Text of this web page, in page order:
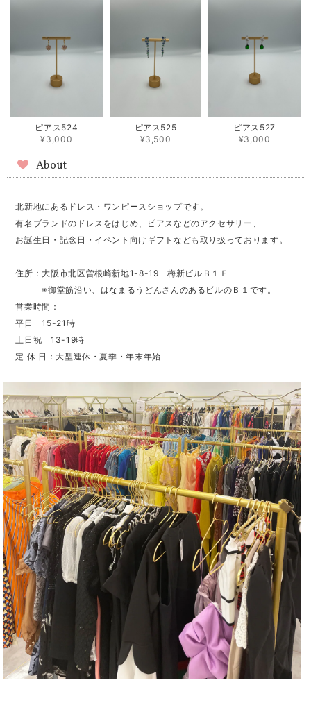
ピアス524
¥3,000
ピアス525
¥3,500
ピアス527
¥3,000
About
北新地にあるドレス・ワンピースショップです。
有名ブランドのドレスをはじめ、ピアスなどのアクセサリー、
お誕生日・記念日・イベント向けギフトなども取り扱っております。
住所：大阪市北区曽根崎新地1-8-19 梅新ビルＢ１Ｆ
※御堂筋沿い、はなまるうどんさんのあるビルのＢ１です。
営業時間：
平日 15-21時
土日祝 13-19時
定 休 日：大型連休・夏季・年末年始